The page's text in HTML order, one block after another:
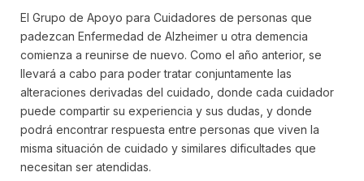
El Grupo de Apoyo para Cuidadores de personas que
padezcan Enfermedad de Alzheimer u otra demencia
comienza a reunirse de nuevo. Como el año anterior, se
llevará a cabo para poder tratar conjuntamente las
alteraciones derivadas del cuidado, donde cada cuidador
puede compartir su experiencia y sus dudas, y donde
podrá encontrar respuesta entre personas que viven la
misma situación de cuidado y similares dificultades que
necesitan ser atendidas.